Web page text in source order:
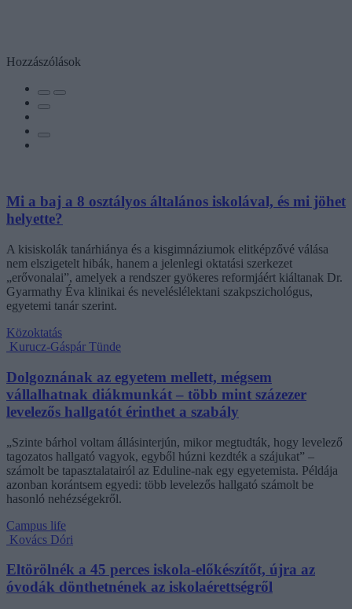
Hozzászólások
Mi a baj a 8 osztályos általános iskolával, és mi jöhet
helyette?
A kisiskolák tanárhiánya és a kisgimnáziumok elitképzővé válása
nem elszigetelt hibák, hanem a jelenlegi oktatási szerkezet
„erővonalai”, amelyek a rendszer gyökeres reformjáért kiáltanak Dr.
Gyarmathy Éva klinikai és neveléslélektani szakpszichológus,
egyetemi tanár szerint.
Közoktatás
Kurucz-Gáspár Tünde
Dolgoznának az egyetem mellett, mégsem
vállalhatnak diákmunkát – több mint százezer
levelezős hallgatót érinthet a szabály
„Szinte bárhol voltam állásinterjún, mikor megtudták, hogy levelező
tagozatos hallgató vagyok, egyből húzni kezdték a szájukat” –
számolt be tapasztalatairól az Eduline-nak egy egyetemista. Példája
azonban korántsem egyedi: több levelezős hallgató számolt be
hasonló nehézségekről.
Campus life
Kovács Dóri
Eltörölnék a 45 perces iskola-előkészítőt, újra az
óvodák dönthetnének az iskolaérettségről